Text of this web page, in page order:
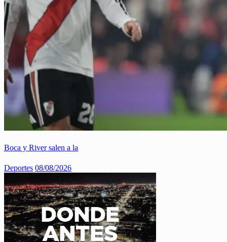
Boca y River salen a la
Deportes 08/08/2026